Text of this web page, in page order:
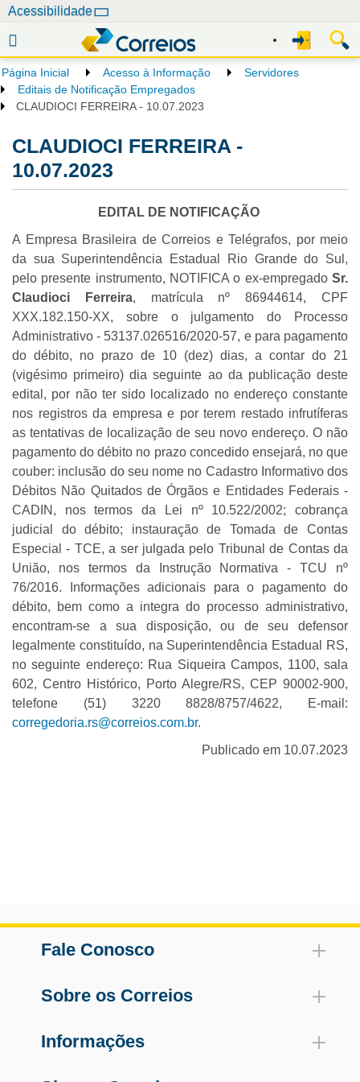
e
g
a
Acessibilidade
Página Inicial Acesso à Informação
Servidores
Editais de Notificação Empregados
CLAUDIOCI FERREIRA - 10.07.2023
CLAUDIOCI FERREIRA -
10.07.2023
EDITAL DE NOTIFICAÇÃO
A Empresa Brasileira de Correios e Telégrafos, por meio
da sua Superintendência Estadual Rio Grande do Sul,
pelo presente instrumento, NOTIFICA o ex-empregado Sr.
Claudioci Ferreira, matrícula nº 86944614, CPF
XXX.182.150-XX, sobre o julgamento do Processo
Administrativo - 53137.026516/2020-57, e para pagamento
do débito, no prazo de 10 (dez) dias, a contar do 21
(vigésimo primeiro) dia seguinte ao da publicação deste
edital, por não ter sido localizado no endereço constante
nos registros da empresa e por terem restado infrutíferas
as tentativas de localização de seu novo endereço. O não
pagamento do débito no prazo concedido ensejará, no que
couber: inclusão do seu nome no Cadastro Informativo dos
Débitos Não Quitados de Órgãos e Entidades Federais -
CADIN, nos termos da Lei nº 10.522/2002; cobrança
judicial do débito; instauração de Tomada de Contas
Especial - TCE, a ser julgada pelo Tribunal de Contas da
União, nos termos da Instrução Normativa - TCU nº
76/2016. Informações adicionais para o pagamento do
débito, bem como a integra do processo administrativo,
encontram-se a sua disposição, ou de seu defensor
legalmente constituído, na Superintendência Estadual RS,
no seguinte endereço: Rua Siqueira Campos, 1100, sala
602, Centro Histórico, Porto Alegre/RS, CEP 90002-900,
telefone (51) 3220 8828/8757/4622, E-mail:
corregedoria.rs@correios.com.br.
Publicado em 10.07.2023
Fale Conosco
Sobre os Correios
Informações